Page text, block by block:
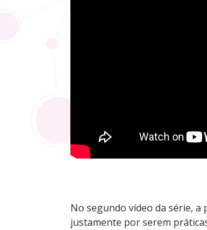
No segundo vídeo da série,
justamente por serem